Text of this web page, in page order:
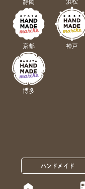
ハンドメイド
静岡 浜松
京都 神戸
博多